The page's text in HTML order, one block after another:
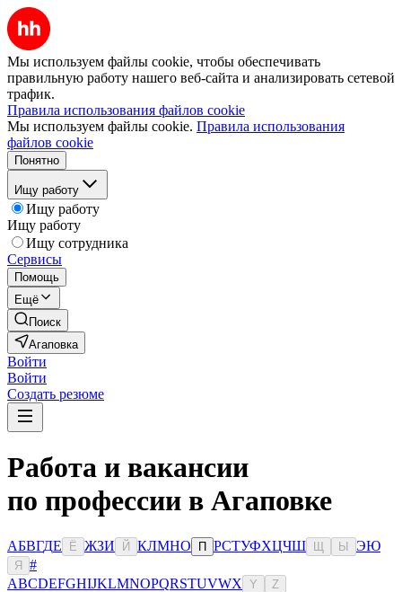
Мы используем файлы cookie, чтобы обеспечивать
правильную работу нашего веб-сайта и анализировать сетевой
трафик.
Правила использования файлов cookie
Мы используем файлы cookie. Правила использования
файлов cookie
Понятно
Ищу работу
Ищу работу
Ищу работу
Ищу сотрудника
Сервисы
Помощь
Ещё
Поиск
Агаповка
Войти
Войти
Создать резюме
Работа и вакансии
по профессии в Агаповке
АБВГДЕ Ё ЖЗИ Й КЛМНО П РСТУФХЦЧШ Ы ЭЮ
Я
#
ABCDEFGHIJKLMNOPQRSTUVWX Y Z